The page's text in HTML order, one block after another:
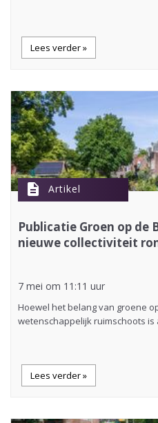
Lees verder »
description Artikel
Publicatie Groen op de
nieuwe collectiviteit
7 mei om 11:11 uur
Hoewel het belang van groene
wetenschappelijk ruimschoots
Lees verder »